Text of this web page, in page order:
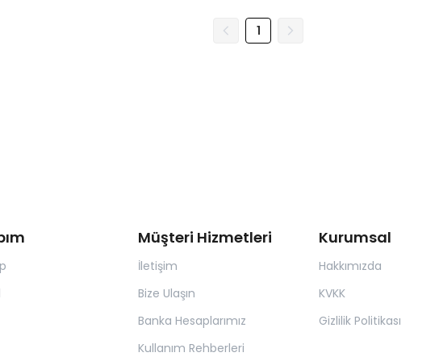
1
Müşteri Hizmetleri
İletişim
Bize Ulaşın
Banka Hesaplarımız
Kullanım Rehberleri
Kurumsal
Hakkımızda
KVKK
Gizlilik Politikası